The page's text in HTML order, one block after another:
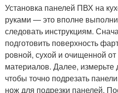
Установка панелей ПВХ на
руками — это вполне
следовать инструкциям.
подготовить поверхность
ровной, сухой и очищенной
материалов. Далее,
чтобы точно подрезать
нож для подрезки панелей.